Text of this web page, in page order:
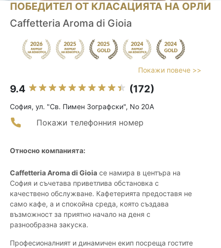
ПОБЕДИТЕЛ ОТ КЛАСАЦИЯТА НА ОРЛИ
Caffetteria Aroma di Gioia
Покажи повече >>
9.4 (172)
София, ул. "Св. Пимен Зографски", No 20A
Покажи телефонния номер
Относно компанията:
Caffetteria Aroma di Gioia се намира в центъра на
София и съчетава приветлива обстановка с
качествено обслужване. Кафетерията предоставя не
само кафе, а и спокойна среда, която създава
възможност за приятно начало на деня с
разнообразна закуска.
Професионалният и динамичен екип посреща гостите